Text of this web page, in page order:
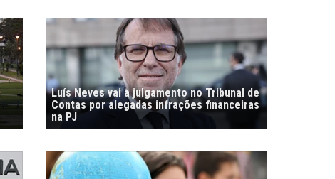
Luís Neves vai a julgamento no Tribunal de
Contas por alegadas infrações financeiras
na PJ